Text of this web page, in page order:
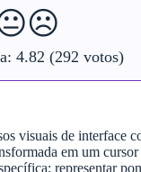
☹️
4.82 (292 votos)
visuais de
em um
representar